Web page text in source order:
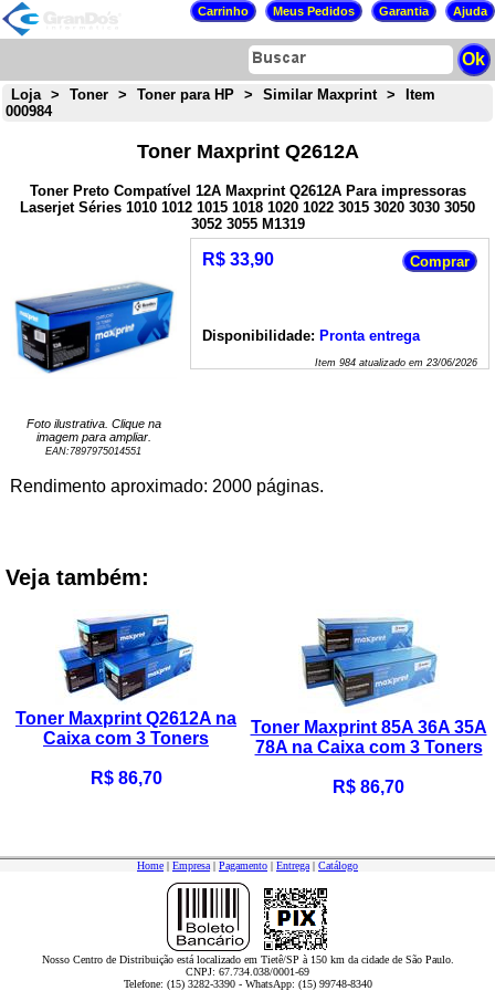
Loja > Toner > Toner para HP > Similar Maxprint >
Item
000984
Toner Maxprint Q2612A
Toner Preto Compatível 12A Maxprint Q2612A Para impressoras
Laserjet Séries 1010 1012 1015 1018 1020 1022 3015 3020 3030 3050
3052 3055 M1319
Foto ilustrativa. Clique na
imagem para ampliar.
EAN: 7897975014551
R$ 33,90
Disponibilidade: Pronta entrega
Item 984atualizado em 23/06/2026
Rendimento aproximado: 2000 páginas.
Veja também:
Toner Maxprint Q2612A na
Caixa com 3 Toners
R$ 86,70
Toner Maxprint 85A 36A 35A
78A na Caixa com 3 Toners
R$ 86,70
Home | Empresa| Pagamento | Entrega| Catálogo
Nosso Centro de Distribuição está localizado em Tietê/SP à 150 km da cidade de São Paulo.
CNPJ: 67.734.038/0001-69
Telefone: (15) 3282-3390 - WhatsApp: (15) 99748-8340